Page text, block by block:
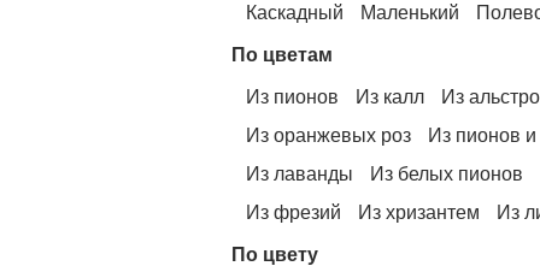
Каскадный Маленький
По цветам
Из пионов Из калл Из
Из оранжевых роз
Из пионов и
Из лаванды
Из белых пионов
Из фрезий
Из хризантем Из
По цвету